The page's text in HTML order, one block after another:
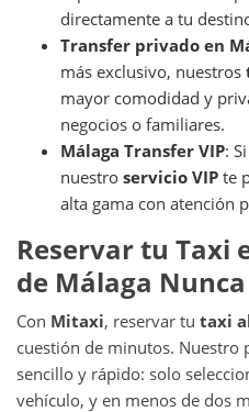
directamente a tu
Transfer privado en
más exclusivo, nuestros
mayor comodidad y
negocios o familiares.
Málaga Transfer VIP:
nuestro servicio VIP te
alta gama con atención
Reservar tu Taxi
de Málaga
Con Mitaxi, reservar tu taxi
cuestión de minutos. Nuestro
sencillo y rápido: solo
vehículo, y en menos de dos